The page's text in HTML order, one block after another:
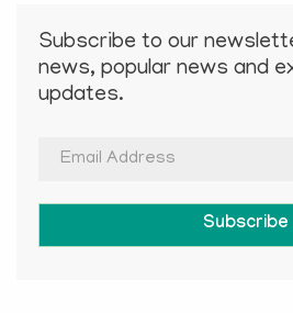
Subscribe to our
news, popular news and
updates.
Subscribe